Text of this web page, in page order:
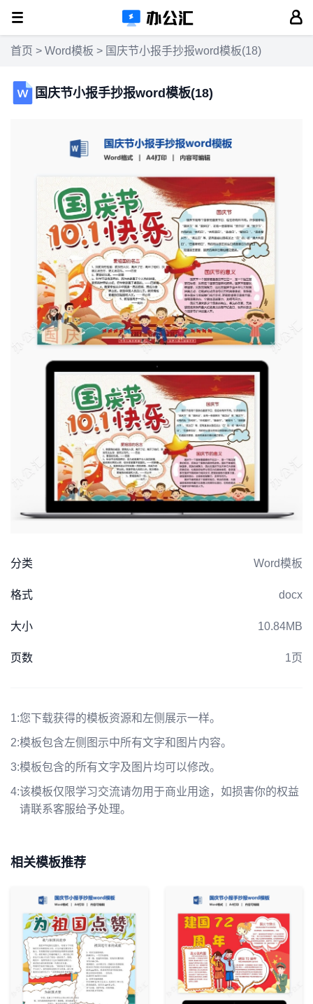
首页 > Word模板 > 国庆节小报手抄报word模板(18)
国庆节小报手抄报word模板(18)
分类 Word模板
格式 docx
大小 10.84MB
页数 1页
1:您下载获得的模板资源和左侧展示一样。
2:模板包含左侧图示中所有文字和图片内容。
3:模板包含的所有文字及图片均可以修改。
4:该模板仅限学习交流请勿用于商业用途，如损害你的权益
请联系客服给予处理。
相关模板推荐